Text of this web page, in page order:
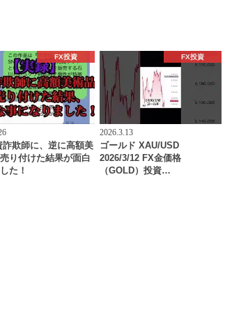
FX投資
詐欺師に、逆に高額美
り付けた結果が面白
た！
FX投資
2026.3.13
ゴールド XAU/USD
2026/3/12 FX金価格
（GOLD）投資…